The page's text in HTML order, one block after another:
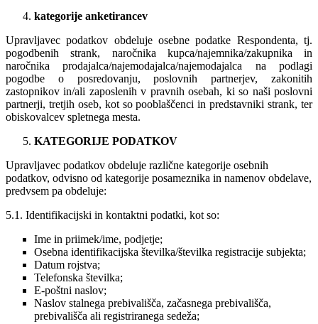
kategorije anketirancev
Upravljavec podatkov obdeluje osebne podatke Respondenta, tj.
pogodbenih strank, naročnika kupca/najemnika/zakupnika in
naročnika prodajalca/najemodajalca/najemodajalca na podlagi
pogodbe o posredovanju, poslovnih partnerjev, zakonitih
zastopnikov in/ali zaposlenih v pravnih osebah, ki so naši poslovni
partnerji, tretjih oseb, kot so pooblaščenci in predstavniki strank, ter
obiskovalcev spletnega mesta.
KATEGORIJE PODATKOV
Upravljavec podatkov obdeluje različne kategorije osebnih
podatkov, odvisno od kategorije posameznika in namenov obdelave,
predvsem pa obdeluje:
5.1. Identifikacijski in kontaktni podatki, kot so:
Ime in priimek/ime, podjetje;
Osebna identifikacijska številka/številka registracije subjekta;
Datum rojstva;
Telefonska številka;
E-poštni naslov;
Naslov stalnega prebivališča, začasnega prebivališča,
prebivališča ali registriranega sedeža;